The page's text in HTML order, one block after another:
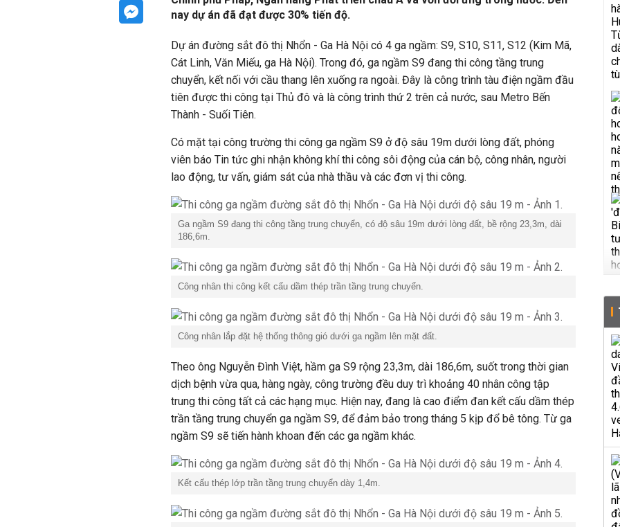
nay dự án đã đạt được 30% tiến độ.
Dự án đường sắt đô thị Nhổn - Ga Hà Nội có 4 ga ngầm: S9, S10, S11, S12 (Kim Mã,
Cát Linh, Văn Miếu, ga Hà Nội). Trong đó, ga ngầm S9 đang thi công tầng trung
chuyển, kết nối với cầu thang lên xuống ra ngoài. Đây là công trình tàu điện ngầm đầu
tiên được thi công tại Thủ đô và là công trình thứ 2 trên cả nước, sau Metro Bến
Thành - Suối Tiên.
Có mặt tại công trường thi công ga ngầm S9 ở độ sâu 19m dưới lòng đất, phóng
viên báo Tin tức ghi nhận không khí thi công sôi động của cán bộ, công nhân, người
lao động, tư vấn, giám sát của nhà thầu và các đơn vị thi công.
Ga ngầm S9 đang thi công tầng trung chuyển, có độ sâu 19m dưới lòng đất, bề rộng 23,3m, dài
186,6m.
Công nhân thi công kết cấu dầm thép trần tầng trung chuyển.
Công nhân lắp đặt hệ thống thông gió dưới ga ngầm lên mặt đất.
Theo ông Nguyễn Đình Việt, hầm ga S9 rộng 23,3m, dài 186,6m, suốt trong thời gian
dịch bệnh vừa qua, hàng ngày, công trường đều duy trì khoảng 40 nhân công tập
trung thi công tất cả các hạng mục. Hiện nay, đang là cao điểm đan kết cấu dầm thép
trần tầng trung chuyển ga ngầm S9, để đảm bảo trong tháng 5 kịp đổ bê tông. Từ ga
ngầm S9 sẽ tiến hành khoan đến các ga ngầm khác.
Kết cấu thép lớp trần tầng trung chuyển dày 1,4m.